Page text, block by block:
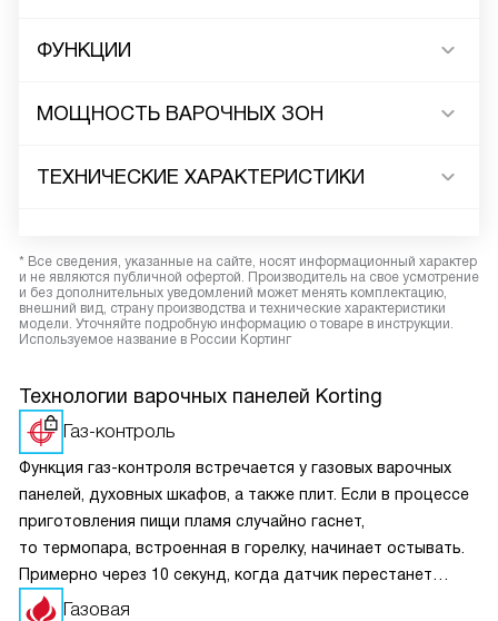
ФУНКЦИИ
МОЩНОСТЬ ВАРОЧНЫХ ЗОН
ТЕХНИЧЕСКИЕ ХАРАКТЕРИСТИКИ
* Все сведения, указанные на сайте, носят информационный характер
и не являются публичной офертой. Производитель на свое усмотрение
и без дополнительных уведомлений может менять комплектацию,
внешний вид, страну производства и технические характеристики
модели. Уточняйте подробную информацию о товаре в инструкции.
Используемое название в России Кортинг
Технологии варочных панелей Korting
Газ-контроль
Функция газ-контроля встречается у газовых варочных
панелей, духовных шкафов, а также плит. Если в процессе
приготовления пищи пламя случайно гаснет,
то термопара, встроенная в горелку, начинает остывать.
Примерно через 10 секунд, когда датчик перестанет
получать сигнал о нагреве, перекроется подача топлива.
Газовая